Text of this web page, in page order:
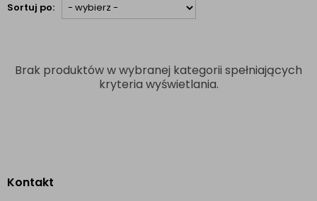
Sortuj po:
Brak produktów w wybranej kategorii spełniających
kryteria wyświetlania.
Kontakt